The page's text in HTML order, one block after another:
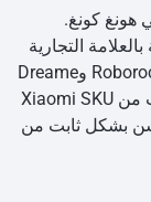
التجارية
الصينية، مثل Amazfit وHaylou وNinebot وRoborock وDreame
وImilab و70Mai وDeerma. نحن نحتفظ بمئات من Xiaomi SKU
بشكل ثابت من